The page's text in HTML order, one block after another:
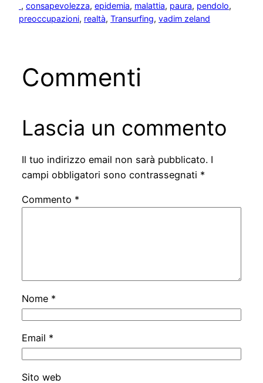
, consapevolezza, epidemia, malattia, paura, pendolo
preoccupazioni, realtà, Transurfing, vadim zeland
Commenti
Lascia un commento
Il tuo indirizzo email non sarà pubblicato. I
campi obbligatori sono contrassegnati *
Commento *
Nome *
Email *
Sito web